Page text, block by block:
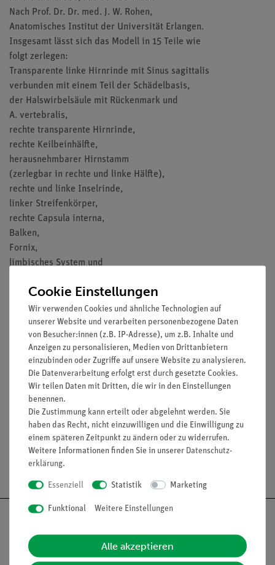
Nach Prof. Dr. Dr. med. J. W. Rohen,
Anatomisches Institut der Universität Erlangen.
Insgesamt lässt sich das Modell in 15 Teile wie
folgt zerlegen:
Transparente linke Hirnrinde mit Sinus sagittalis
verbunden mit einem Teil der Schädelbasis,
der Halswirbelsäule mit Rückenmark und
A. vertebralis,
rechte transparente Hirnrinde,
rechte Keilbeinhälfte,
herausnehmbarer Hirnstamm
(zerlegbar in rechte und linke Hälfte),
rechte und linke Inselrinde,
linker Streifenkörper,
rechte Capsula interna,
Balken,
Fornix,
limbisches System und
rechte und linke Kleinhirnhälfte.
Auf Stativ mit Sockel.
Maße und Gewicht:
Höhe 16 cm
Breite 14 cm
Länge 16 cm
Gewicht 0,65 kg
Nach oben
Cookie Einstellungen
Wir verwenden Cookies und ähnliche Technologien auf
unserer Website und verarbeiten personenbezogene Daten
von Besucher:innen (z.B. IP-Adresse), um z.B. Inhalte und
Anzeigen zu personalisieren, Medien von Drittanbietern
einzubinden oder Zugriffe auf unsere Website zu analysieren.
Die Datenverarbeitung erfolgt erst durch gesetzte Cookies.
Wir teilen Daten mit Dritten, die wir in den Einstellungen
benennen.
Die Zustimmung kann erteilt oder abgelehnt werden. Sie
haben das Recht, nicht einzuwilligen und die Einwilligung zu
einem späteren Zeitpunkt zu ändern oder zu widerrufen.
Weitere Informationen finden Sie in unserer Daten­schutz­
erklärung.
Essenziell Statistik Marketing
Funktional Weitere Einstellungen
Alle akzeptieren